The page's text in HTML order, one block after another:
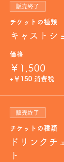
販売終了
チケットの種類
キャストシ
価格
￥1,500
+￥150 消費税
販売終了
チケットの種類
ドリンクチ
ト